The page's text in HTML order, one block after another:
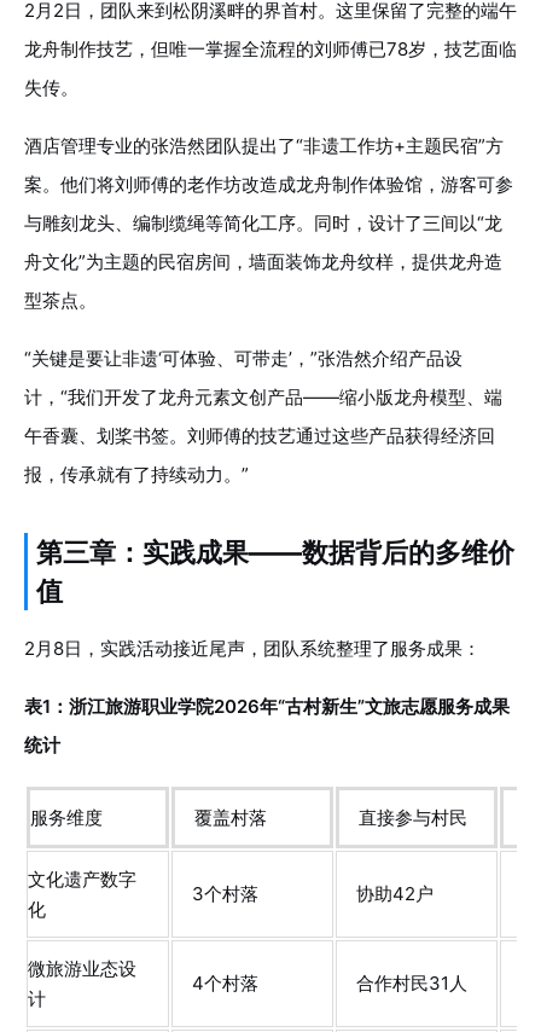
2月2日，团队来到松阴溪畔的界首村。这里保留了完整的端午
龙舟制作技艺，但唯一掌握全流程的刘师傅已78岁，技艺面临
失传。
酒店管理专业的张浩然团队提出了“非遗工作坊+主题民宿”方
案。他们将刘师傅的老作坊改造成龙舟制作体验馆，游客可参
与雕刻龙头、编制缆绳等简化工序。同时，设计了三间以“龙
舟文化”为主题的民宿房间，墙面装饰龙舟纹样，提供龙舟造
型茶点。
“关键是要让非遗‘可体验、可带走’，”张浩然介绍产品设
计，“我们开发了龙舟元素文创产品——缩小版龙舟模型、端
午香囊、划桨书签。刘师傅的技艺通过这些产品获得经济回
报，传承就有了持续动力。”
第三章：实践成果——数据背后的多维价
值
2月8日，实践活动接近尾声，团队系统整理了服务成果：
表1：浙江旅游职业学院2026年“古村新生”文旅志愿服务成果
统计
服务维度 覆盖村落 直接参与村民
文化遗产数字
化
3个村落 协助42户
微旅游业态设
计
4个村落 合作村民31人